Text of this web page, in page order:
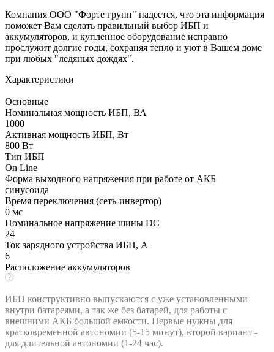
Компания ООО "Форте групп" надеется, что эта информация
поможет Вам сделать правильный выбор ИБП и
аккумуляторов, и купленное оборудование исправно
прослужит долгие годы, сохраняя тепло и уют в Вашем доме
при любых "ледяных дождях".
Характеристики
Основные
Номинальная мощность ИБП, ВА
1000
Активная мощность ИБП, Вт
800 Вт
Тип ИБП
On Line
Форма выходного напряжения при работе от АКБ
синусоида
Время переключения (сеть-инвертор)
0 мс
Номинальное напряжение шины DC
24
Ток зарядного устройства ИБП, А
6
Расположение аккумуляторов
ИБП конструктивно выпускаются с уже установленными
внутри батареями, а так же без батарей, для работы с
внешними АКБ большой емкости. Первые нужны для
кратковременной автономии (5-15 минут), второй вариант -
для длительной автономии (1-24 час).